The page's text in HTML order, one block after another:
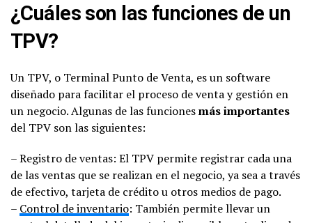
¿Cuáles son las funciones de un
TPV?
Un TPV, o Terminal Punto de Venta, es un software
diseñado para facilitar el proceso de venta y gestión en
un negocio. Algunas de las funcionesmás importantes
del TPV son las siguientes:
– Registro de ventas: El TPV permite registrar cada una
de las ventas que se realizan en el negocio, ya sea a través
de efectivo, tarjeta de crédito u otros medios de pago.
– Control de inventario: También permite llevar un